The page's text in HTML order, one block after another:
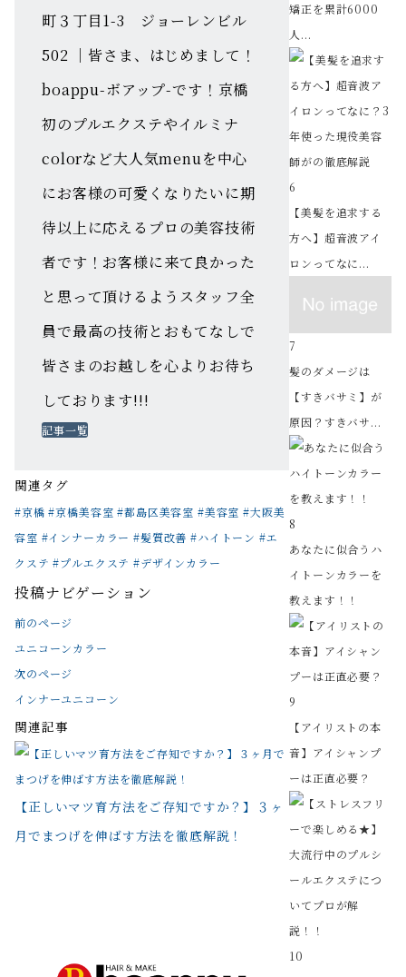
町３丁目1-3 ジョーレンビル
502 ｜皆さま、はじめまして！
boappu-ボアップ-です！京橋
初のプルエクステやイルミナ
colorなど大人気menuを中心
にお客様の可愛くなりたいに期
待以上に応えるプロの美容技術
者です！お客様に来て良かった
と思って頂けるようスタッフ全
員で最高の技術とおもてなしで
皆さまのお越しを心よりお待ち
しております!!!
記事一覧
関連タグ
#京橋 #京橋美容室 #都島区美容室 #美容室 #大阪美
容室 #インナーカラー #髪質改善 #ハイトーン #エ
クステ #プルエクステ #デザインカラー
投稿ナビゲーション
前のページ
ユニコーンカラー
次のページ
インナーユニコーン
関連記事
【正しいマツ育方法をご存知ですか？】３ヶ
月でまつげを伸ばす方法を徹底解説！
矯正を累計6000
人...
6
【美髪を追求する
方へ】超音波アイ
ロンってなに...
7
髪のダメージは
【すきバサミ】が
原因？すきバサ...
8
あなたに似合うハ
イトーンカラーを
教えます！！
9
【アイリストの本
音】アイシャンプ
ーは正直必要？
10